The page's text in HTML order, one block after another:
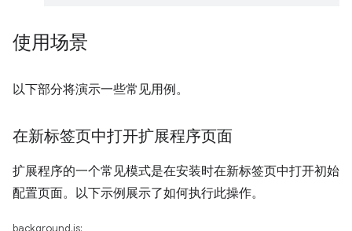
使用场景
以下部分将演示一些常见用例。
在新标签页中打开扩展程序页面
扩展程序的一个常见模式是在安装时在新标签页中打开初始
配置页面。以下示例展示了如何执行此操作。